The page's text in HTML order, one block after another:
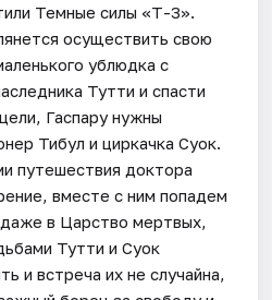
Темные силы «Т-3».
осуществить свою
ублюдка с
Тутти и спасти
Гаспару нужны
Тибул и циркачка Суок.
путешествия доктора
вместе с ним попадем
в Царство мертвых,
Тутти и Суок
и встреча их не случайна,